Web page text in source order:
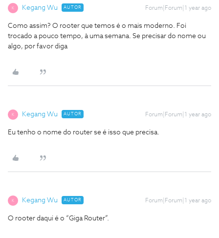
K Kegang Wu AUTOR Forum|Forum|1 year ago
Como assim? O rooter que temos é o mais moderno. Foi
trocado a pouco tempo, à uma semana. Se precisar do nome ou
algo, por favor diga
K Kegang Wu AUTOR Forum|Forum|1 year ago
Eu tenho o nome do router se é isso que precisa.
K Kegang Wu AUTOR Forum|Forum|1 year ago
O rooter daqui é o “Giga Router”.